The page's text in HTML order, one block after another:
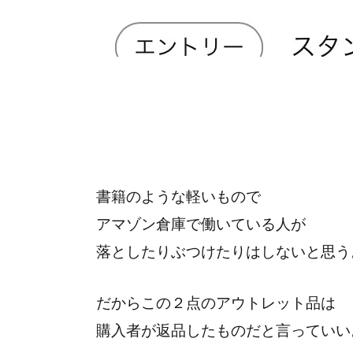
書籍のような軽いもので
アマゾン倉庫で働いている人が
落としたりぶつけたりはしないと思
だからこの２点のアウトレット品は
購入者が返品したものだと言ってい